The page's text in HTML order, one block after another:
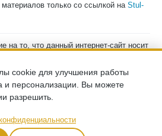
только со ссылкой на Stul-
то, что данный интернет-сайт носит
(2) Гражданского кодекса Российской
подробной информации о наличии и
пожалуйста, обращайтесь к
компании по телефону.
обработку персональных данных
cookie для улучшения работы
и персонализации. Вы можете
разрешить.